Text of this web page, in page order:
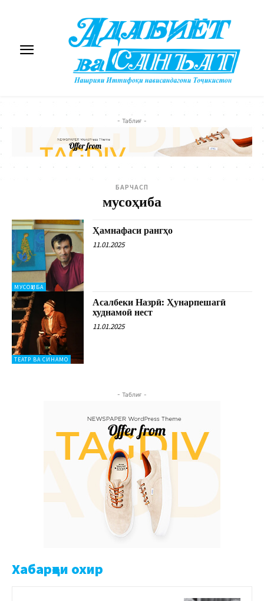
- Таблиғ -
БАРЧАСП
мусоҳиба
МУСОҲИБА
Ҳамнафаси рангҳо
11.01.2025
ТЕАТР ВА СИНАМО
Асалбеки Назрӣ: Ҳунарпешагӣ
худнамоӣ нест
11.01.2025
- Таблиғ -
Хабарҳои охир